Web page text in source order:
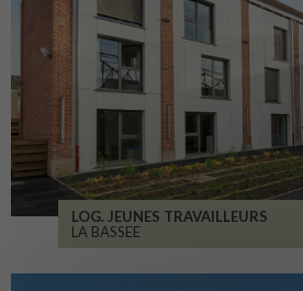
LOG. JEUNES TRAVAILLEURS
LA BASSEE